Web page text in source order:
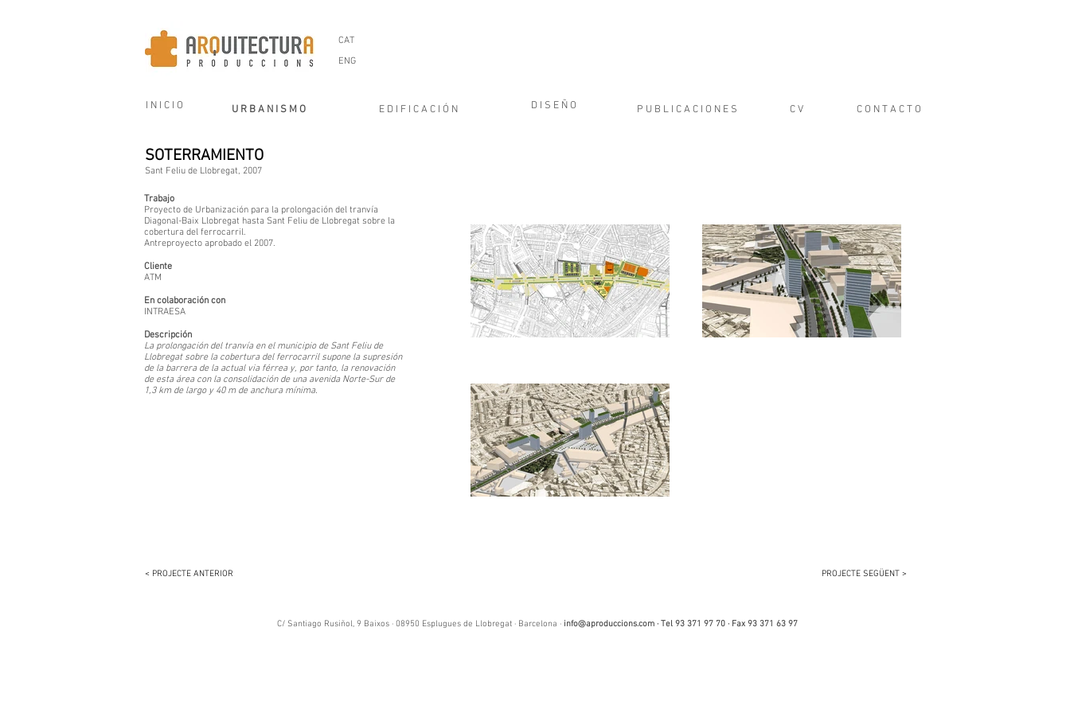
CAT
ENG
I N I C I O U R B A N I S M O E D I F I C A C I Ó N D I S E Ñ O P U B L I C A C I O N E S C V C O N T A C T O
SOTERRAMIENTO
Sant Feliu de Llobregat, 2007
Trabajo
Proyecto de Urbanización para la prolongación del tranvía
Diagonal-Baix Llobregat hasta Sant Feliu de Llobregat sobre la
cobertura del ferrocarril.
Antreproyecto aprobado el 2007.
Cliente
ATM
En colaboración con
INTRAESA
Descripción
La prolongación del tranvía en el municipio de Sant Feliu de
Llobregat sobre la cobertura del ferrocarril supone la supresión
de la barrera de la actual via férrea y, por tanto, la renovación
de esta área con la consolidación de una avenida Norte-Sur de
1,3 km de largo y 40 m de anchura mínima.
< PROJECTE ANTERIOR PROJECTE SEGÜENT >
C/ Santiago Rusiñol, 9 Baixos · 08950 Esplugues de Llobregat · Barcelona · info@aproduccions.com· Tel 93 371 97 70 · Fax 93 371 63 97